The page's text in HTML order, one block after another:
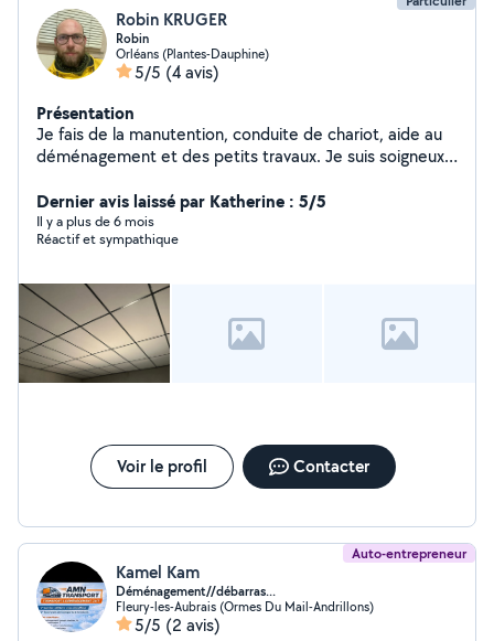
Robin KRUGER
Robin
Orléans (Plantes-Dauphine)
5/5 (4 avis)
Présentation
Je fais de la manutention, conduite de chariot, aide au
déménagement et des petits travaux. Je suis soigneux
Dernier avis laissé par Katherine : 5/5
Il y a plus de 6 mois
Réactif et sympathique
Voir le profil Contacter
Auto-entrepreneur
Kamel Kam
Déménagement//débarras...
Fleury-les-Aubrais (Ormes Du Mail-Andrillons)
5/5 (2 avis)